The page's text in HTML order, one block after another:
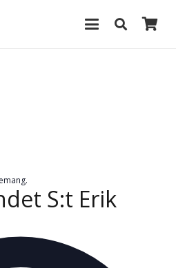
S:t Erik